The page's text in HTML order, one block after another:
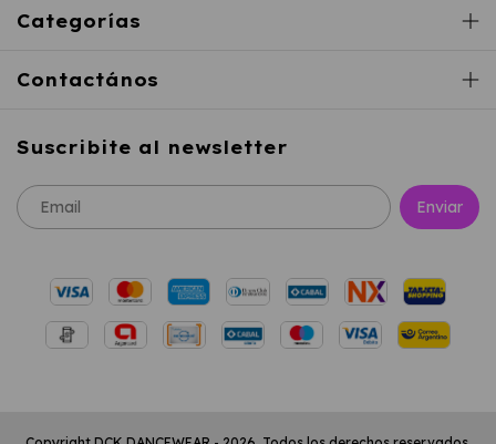
Categorías
Contactános
Suscribite al newsletter